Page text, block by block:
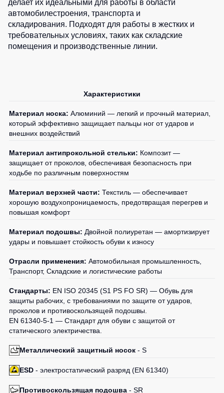
делает их идеальными для работы в области
автомобилестроения, транспорта и
складирования. Подходят для работы в жестких и
требовательных условиях, таких как складские
помещения и производственные линии.
Характеристики
Материал носка: Алюминий — легкий и прочный материал,
который эффективно защищает пальцы ног от ударов и
внешних воздействий
Материал антипрокольной стельки: Композит —
защищает от проколов, обеспечивая безопасность при
ходьбе по различным поверхностям
Материал верхней части: Текстиль — обеспечивает
хорошую воздухопроницаемость, предотвращая перегрев и
повышая комфорт
Материал подошвы: Двойной полиуретан — амортизирует
удары и повышает стойкость обуви к износу
Отрасли применения: Автомобильная промышленность,
Транспорт, Складские и логистические работы
Стандарты: EN ISO 20345 (S1 PS FO SR) — Обувь для
защиты рабочих, с требованиями по защите от ударов,
проколов и противоскользящей подошвы.
EN 61340-5-1 — Стандарт для обуви с защитой от
статического электричества.
Металлический защитный носок- S
ESD - электростатический разряд (EN 61340)
Противоскользящая подошва- SR